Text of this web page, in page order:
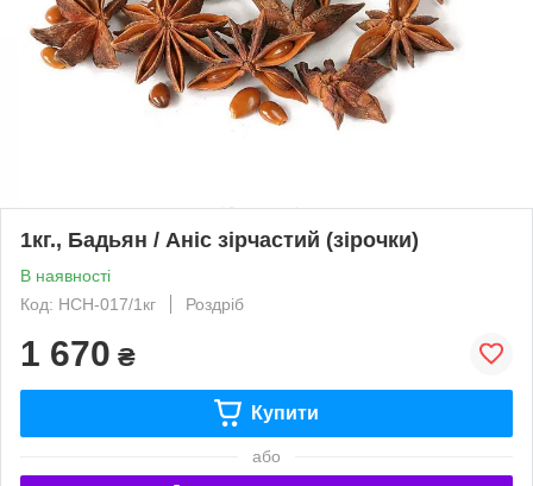
1кг., Бадьян / Аніс зірчастий (зірочки)
В наявності
Код: НСН-017/1кг
Роздріб
1 670 ₴
Купити
або